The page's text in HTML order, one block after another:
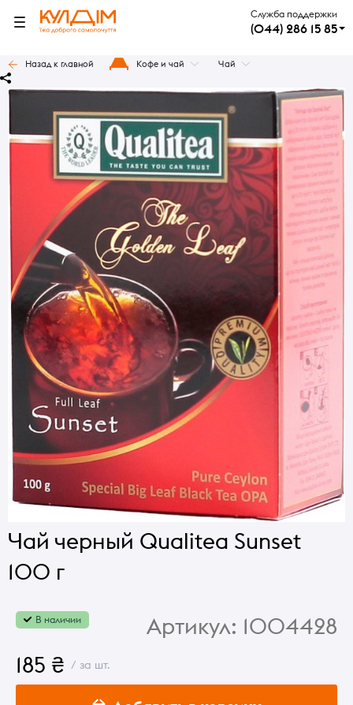
Служба поддержки
(044) 286 15 85
Назад к главной Кофе и чай Чай
Чай черный Qualitea Sunset
100 г
В наличии Артикул: 1004428
185 ₴ / за шт.